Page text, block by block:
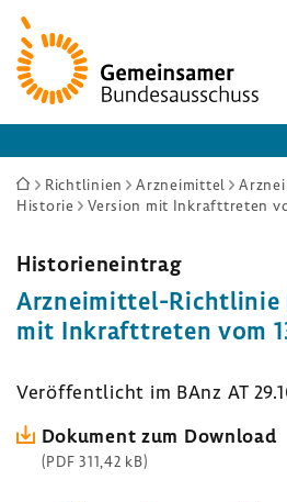
Zur
Startseite
Sie
sind
Richtlinien Arzneimittel
Historie
Version mit Inkrafttreten
Histo­ri­en­ein­trag
Arzneimittel-​Richtlinie
mit Inkraft­treten vom
Veröf­fent­licht im BAnz AT
Doku­ment zum Down­load
(PDF 311,42 kB)